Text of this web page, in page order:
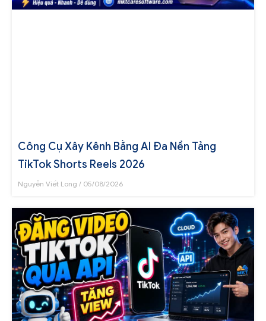
Công Cụ Xây Kênh Bằng AI Đa Nền Tảng
TikTok Shorts Reels 2026
Nguyễn Viết Long 05/08/2026